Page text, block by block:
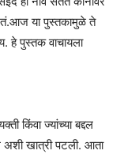
या पुस्तकामुळे ते
हे पुस्तक वाचायला
किंवा ज्यांच्या बद्दल
अशी खात्री पटली. आता